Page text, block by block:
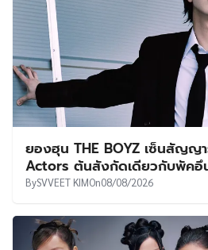
ยองฮุน THE BOYZ เซ็นสัญญ
Actors ต้นสังกัดเดียวกับพัค
BySVVEET KIMOn08/08/2026